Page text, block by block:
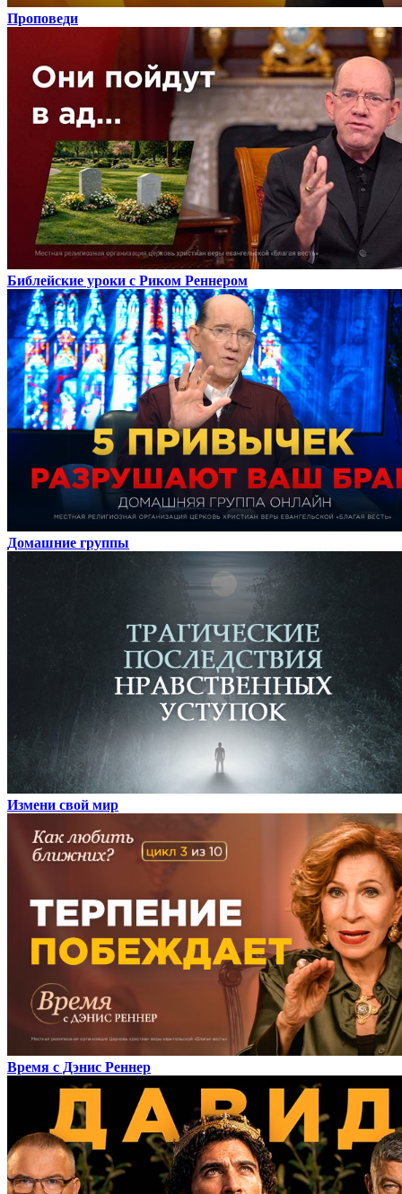
Проповеди
Библейские уроки с Риком Реннером
Домашние группы
Измени свой мир
Время с Дэнис Реннер